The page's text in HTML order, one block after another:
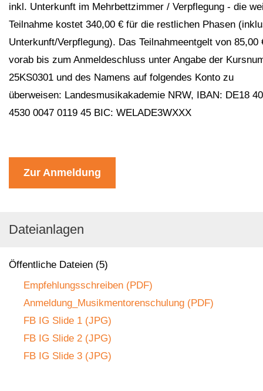
inkl. Unterkunft im Mehrbettzimmer / Verpflegung - die
Teilnahme kostet 340,00 € für die restlichen Phasen
Unterkunft/Verpflegung). Das Teilnahmeentgelt von 85,00
vorab bis zum Anmeldeschluss unter Angabe der
25KS0301 und des Namens auf folgendes Konto zu
überweisen: Landesmusikakademie NRW, IBAN: DE18
4530 0047 0119 45 BIC: WELADE3WXXX
Zur Anmeldung
Dateianlagen
Öffentliche Dateien (5)
Empfehlungsschreiben (PDF)
Anmeldung_Musikmentorenschulung (PDF)
FB IG Slide 1 (JPG)
FB IG Slide 2 (JPG)
FB IG Slide 3 (JPG)